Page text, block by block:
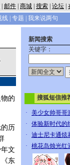
邮件 商城 搜索 论坛
线| 专题 我来说两句
的
历
文
东
新闻搜索
关键字：
搜狐短信推
·
美少女帅哥哥
·
体验新时代的
·
迪士尼卡通炫
·
桃花岛烛光红